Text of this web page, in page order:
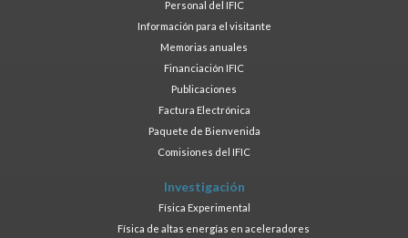
Personal del IFIC
Información para el visitante
Memorias anuales
Financiación IFIC
Publicaciones
Factura Electrónica
Paquete de Bienvenida
Comisiones del IFIC
Investigación
Física Experimental
Física de altas energías en aceleradores